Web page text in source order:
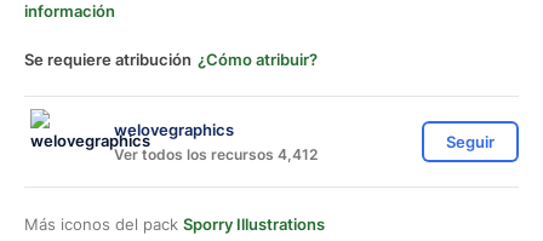
información
Se requiere atribución ¿Cómo atribuir?
welovegraphics
Ver todos los recursos 4,412
Seguir
Más iconos del pack Sporry Illustrations